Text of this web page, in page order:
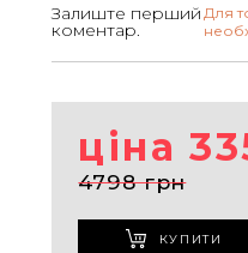
Залиште перший
коментар.
Для
ціна
4798 грн
КУПИТИ